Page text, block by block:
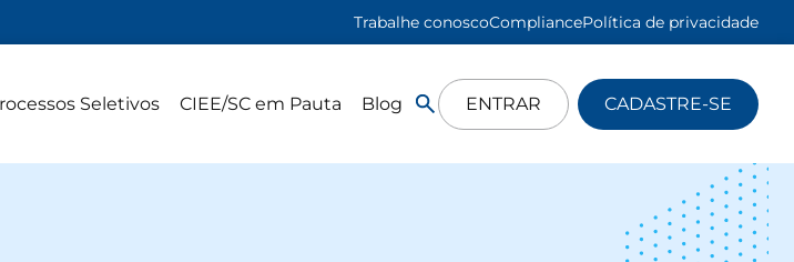
Trabalhe conoscoCompliancePolítica de privacidade
Seletivos CIEE/SC em Pauta Blog ENTRAR CADASTRE-SE